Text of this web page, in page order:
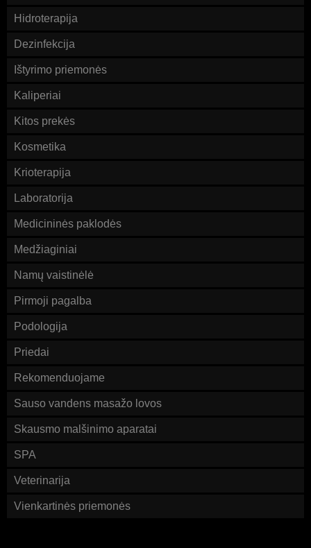
Hidroterapija
Dezinfekcija
Ištyrimo priemonės
Kaliperiai
Kitos prekės
Kosmetika
Krioterapija
Laboratorija
Medicininės paklodės
Medžiaginiai
Namų vaistinėlė
Pirmoji pagalba
Podologija
Priedai
Rekomenduojame
Sauso vandens masažo lovos
Skausmo malšinimo aparatai
SPA
Veterinarija
Vienkartinės priemonės